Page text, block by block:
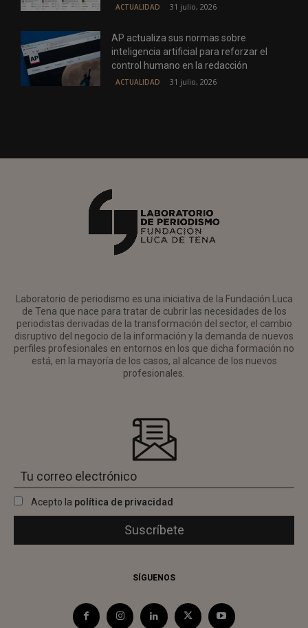
ACTUALIDAD 31 julio, 2026
AP actualiza sus normas sobre
inteligencia artificial para reforzar el
control humano en la redacción
ACTUALIDAD 31 julio, 2026
Laboratorio de periodismo es una iniciativa de la Fundación Luca
de Tena que nace para tratar de cubrir las necesidades de los
periodistas derivadas de la transformación del sector, el cambio
disruptivo del negocio de la información y la demanda de nuevos
perfiles profesionales en entornos en los que dicha formación no
está, en la mayoría de los casos, al alcance de los nuevos
profesionales.
Acepto la política de privacidad
SÍGUENOS